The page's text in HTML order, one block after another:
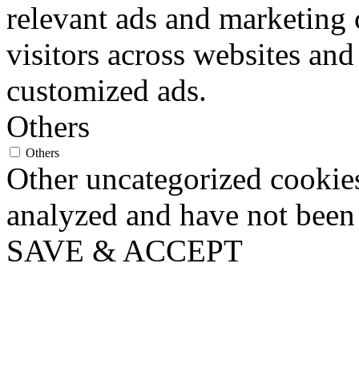
relevant ads and marketing
visitors across websites
customized ads.
Others
Others
Other uncategorized
analyzed and have not
SAVE & ACCEPT